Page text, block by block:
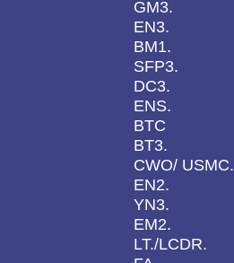
GM3.
EN3.
BM1.
SFP3.
DC3.
ENS.
BTC
BT3.
CWO/ USMC.
EN2.
YN3.
EM2.
LT./LCDR.